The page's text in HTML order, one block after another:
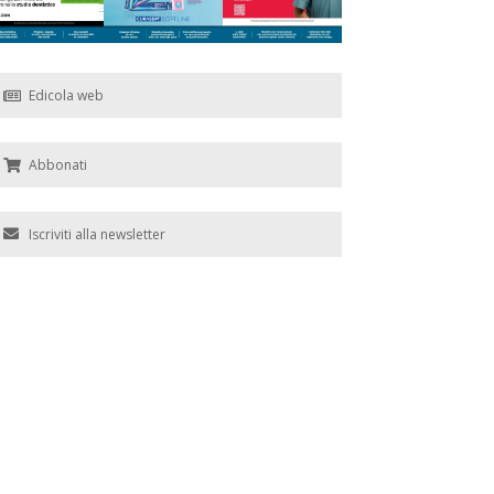
Edicola web
Abbonati
Iscriviti alla newsletter